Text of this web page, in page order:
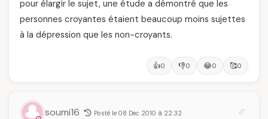
pour élargir le sujet, une étude a démontré que les
personnes croyantes étaient beaucoup moins sujettes
à la dépression que les non-croyants.
👍0 👎0 😂0 🥰0
soumi16 Posté le 08 Dec 2010 à 22:32